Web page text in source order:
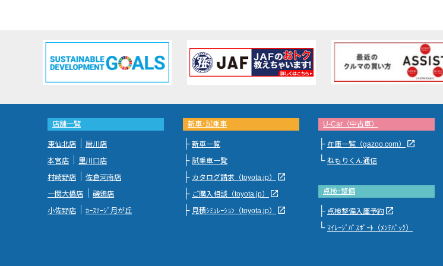
店舗一覧
東仙北店
厨川店
本宮店
里川口店
村崎野店
佐倉河南店
一関大橋店
磯鶏店
小佐野店
ｶｰｽﾃｰｼﾞ月が丘
新車･試乗車
├ 新車一覧
├ 試乗車一覧
├ カタログ請求（toyota.jp） launch
├ ご購入相談（toyota.jp） launch
├ 見積ｼﾐｭﾚｰｼｮﾝ（toyota.jp） launch
U-Car（中古車）
├ 在庫一覧（gazoo.com） launch
└ ねもりくん通信
点検･整備
├ 点検整備入庫予約 launch
└ ﾏｲﾚｰｼﾞﾊﾟｽﾎﾟｰﾄ（ﾒﾝﾃﾊﾟｯｸ）